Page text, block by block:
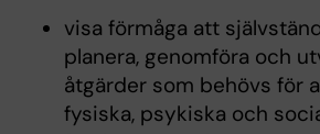
visa förmåga att
planera, genomföra och
åtgärder som behövs för
fysiska, psykiska och